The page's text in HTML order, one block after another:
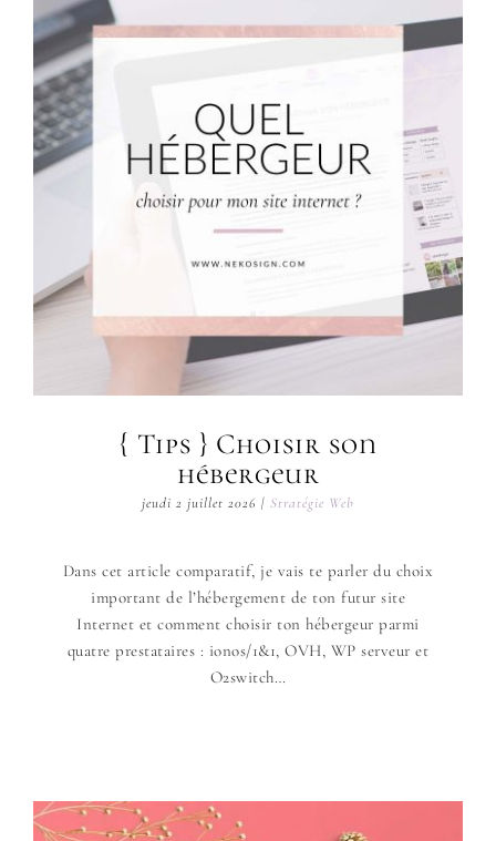
{ Tips } Choisir son
hébergeur
jeudi 2 juillet 2026 | Stratégie Web
Dans cet article comparatif, je vais te parler du choix
important de l’hébergement de ton futur site
Internet et comment choisir ton hébergeur parmi
quatre prestataires : ionos/1&1, OVH, WP serveur et
O2switch…